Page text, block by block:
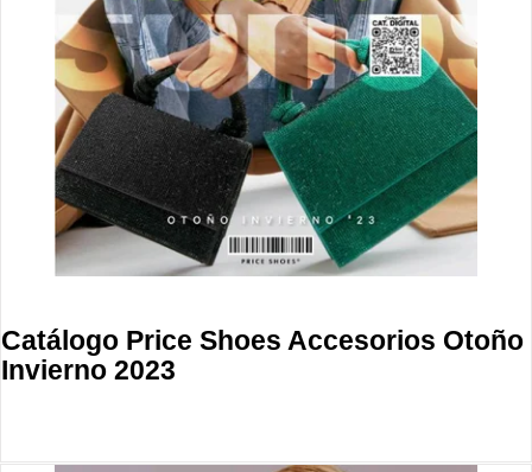
Catálogo Price Shoes Accesorios Otoño
Invierno 2023